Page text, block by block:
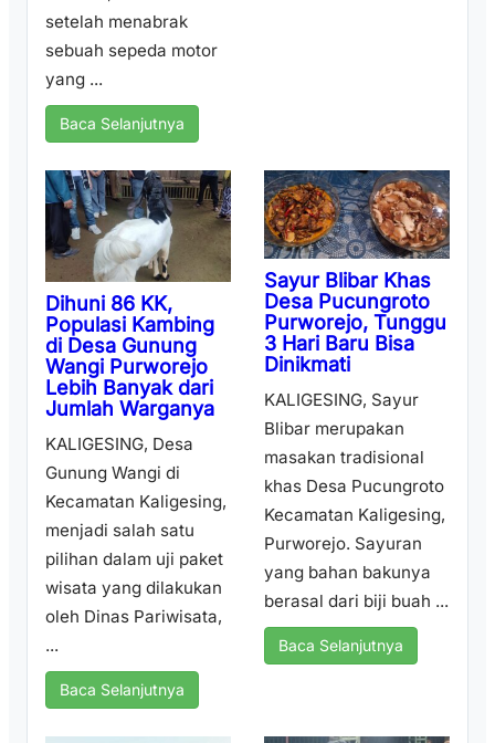
setelah menabrak
sebuah sepeda motor
yang ...
Baca Selanjutnya
Dihuni 86 KK,
Populasi Kambing
di Desa Gunung
Wangi Purworejo
Lebih Banyak dari
Jumlah Warganya
KALIGESING, Desa
Gunung Wangi di
Kecamatan Kaligesing,
menjadi salah satu
pilihan dalam uji paket
wisata yang dilakukan
oleh Dinas Pariwisata,
...
Baca Selanjutnya
Sayur Blibar Khas
Desa Pucungroto
Purworejo, Tunggu
3 Hari Baru Bisa
Dinikmati
KALIGESING, Sayur
Blibar merupakan
masakan tradisional
khas Desa Pucungroto
Kecamatan Kaligesing,
Purworejo. Sayuran
yang bahan bakunya
berasal dari biji buah ...
Baca Selanjutnya